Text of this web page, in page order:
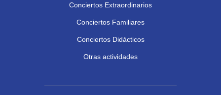
Conciertos Extraordinarios
Conciertos Familiares
Conciertos Didácticos
Otras actividades